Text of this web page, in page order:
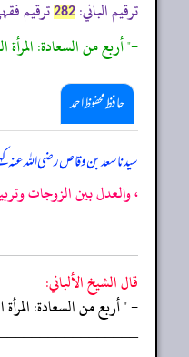
ترقیم الباني: 282 ترقیم
-" أربع من السعادة: المرأة
حافظ محفوظ احمد
سیدنا سعد بن وقاص رضی اللہ عنہ
، والعدل بين الزوجات
قال الشيخ الألباني:
- " أربع من السعادة: